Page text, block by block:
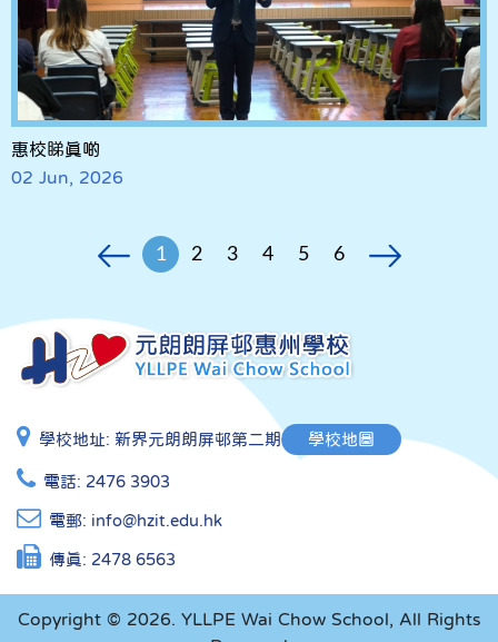
惠校睇真啲
02 Jun, 2026
1 2 3 4 5 6
學校地址: 新界元朗朗屏邨第二期 學校地圖
電話: 2476 3903
電郵: info@hzit.edu.hk
傳真: 2478 6563
Copyright © 2026. YLLPE Wai Chow School, All Rights